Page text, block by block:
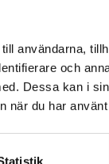
användarna,
och
Dessa kan i
när du har
kulan
Max
last
KÖP